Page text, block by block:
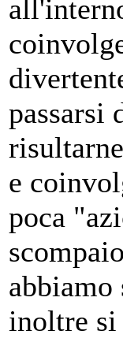
passarsi
e
poca
inoltre si